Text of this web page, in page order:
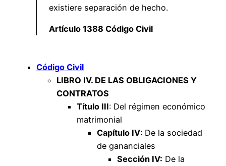
existiere separación de hecho.
Artículo 1388 Código Civil
Código Civil
LIBRO IV. DE LAS OBLIGACIONES Y
CONTRATOS
Título III: Del régimen económico
matrimonial
Capítulo IV: De la sociedad
de gananciales
Sección IV: De la